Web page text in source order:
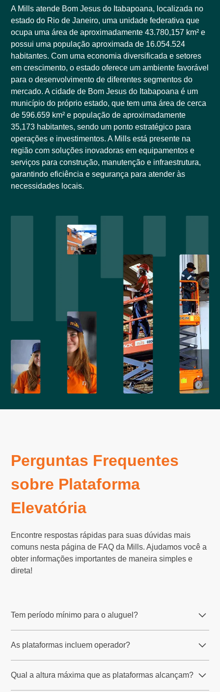
A Mills atende Bom Jesus do Itabapoana, localizada no
estado do Rio de Janeiro, uma unidade federativa que
ocupa uma área de aproximadamente 43.780,157 km² e
possui uma população aproximada de 16.054.524
habitantes. Com uma economia diversificada e setores
em crescimento, o estado oferece um ambiente favorável
para o desenvolvimento de diferentes segmentos do
mercado. A cidade de Bom Jesus do Itabapoana é um
município do próprio estado, que tem uma área de cerca
de 596.659 km² e população de aproximadamente
35,173 habitantes, sendo um ponto estratégico para
operações e investimentos. A Mills está presente na
região com soluções inovadoras em equipamentos e
serviços para construção, manutenção e infraestrutura,
garantindo eficiência e segurança para atender às
necessidades locais.
Perguntas Frequentes
sobre Plataforma
Elevatória
Encontre respostas rápidas para suas dúvidas mais
comuns nesta página de FAQ da Mills. Ajudamos você a
obter informações importantes de maneira simples e
direta!
Tem período mínimo para o aluguel?
consultar as regras da sua região.
As plataformas incluem operador?
sem operador. No entanto, a Mills oferece treinamento
gratuito para até dois operadores por equipamento
Qual a altura máxima que as plataformas alcançam?